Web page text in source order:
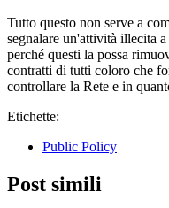
Tutto questo non serve a
segnalare un'attività illecita
perché questi la possa
contratti di tutti coloro che
controllare la Rete e in
Etichette:
Public Policy
Post simili